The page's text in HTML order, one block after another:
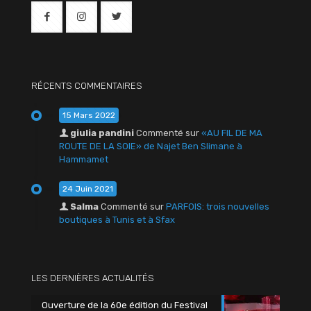
RÉCENTS COMMENTAIRES
15 Mars 2022
giulia pandini Commenté sur «AU FIL DE MA
ROUTE DE LA SOIE» de Najet Ben Slimane à
Hammamet
24 Juin 2021
Salma Commenté sur PARFOIS: trois nouvelles
boutiques à Tunis et à Sfax
LES DERNIÈRES ACTUALITÉS
Ouverture de la 60e édition du Festival